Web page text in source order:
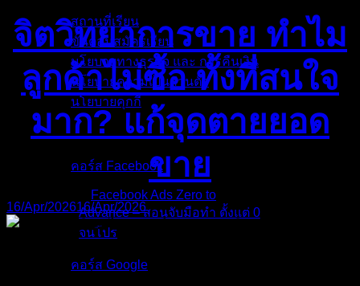
สถานที่เรียน
ขั้นตอนสมัครเรียน
นโยบายทางธุรกิจ และ การคืนเงิน
นโยบายความเป็นส่วนตัว
นโยบายคุกกี้
คอร์สทั้งหมด
คอร์ส Facebook
Facebook Ads Zero to
Advance – สอนจับมือทำ ตั้งแต่ 0
จนโปร
คอร์ส Google
จิตวิทยาการขาย ทำไม
ลูกค้าไม่ซื้อ ทั้งที่สนใจ
มาก? แก้จุดตายยอด
ขาย
16/Apr/202616/Apr/2026